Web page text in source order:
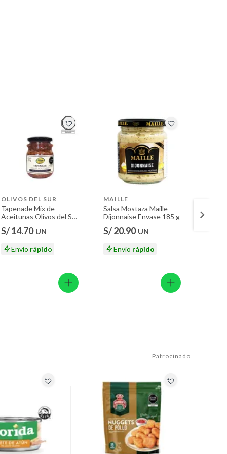
OLIVOS DEL SUR
Tapenade Mix de
Aceitunas Olivos del Sur
S/ 14.70 UN
Envío rápido
MAILLE
Salsa Mostaza Maille
Dijonnaise Envase 185 g
S/ 20.90 UN
Envío rápido
Patrocinado